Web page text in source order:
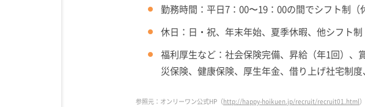
勤務時間：平日7：00〜19：00の間でシフト制（
休日：日・祝、年末年始、夏季休暇、他シフト制
福利厚生など：社会保険完備、昇給（年1回）、
災保険、健康保険、厚生年金、借り上げ社宅制
参照元：オンリーワン公式HP（http://happy-hoikuen.jp/recruit/recruit01.html）